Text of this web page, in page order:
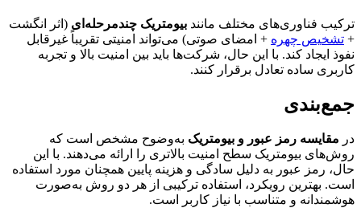
ترکیب فناوری‌های مختلف مانند بیومتریک چندمرحله‌ای (اثر انگشت
+ تشخیص چهره + امضای صوتی) می‌تواند امنیتی تقریباً غیرقابل
نفوذ ایجاد کند. با این حال، شرکت‌ها باید بین امنیت بالا و تجربه
کاربری ساده تعادل برقرار کنند.
جمع‌بندی
در مقایسه رمز عبور و بیومتریک به‌وضوح مشخص است که
روش‌های بیومتریک سطح امنیت بالاتری را ارائه می‌دهند. با این
حال، رمز عبور به دلیل سادگی و هزینه پایین همچنان مورد استفاده
است. بهترین رویکرد، استفاده ترکیبی از هر دو روش به‌صورت
هوشمندانه و متناسب با نیاز کاربر است.